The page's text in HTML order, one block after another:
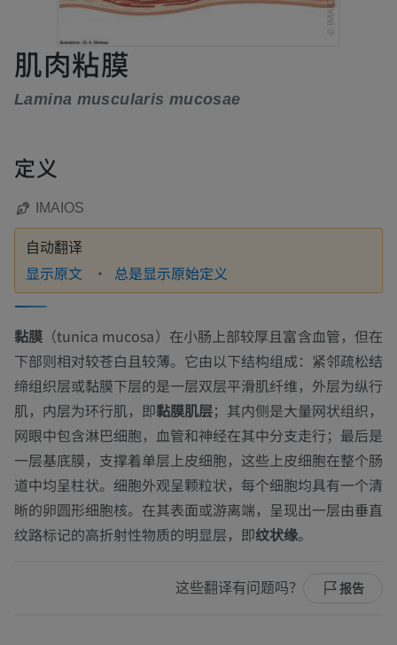
肌肉粘膜
Lamina muscularis mucosae
定义
IMAIOS
自动翻译
显示原文 总是显示原始定义
黏膜 （tunica mucosa）在小肠上部较厚且富含血管，但在
下部则相对较苍白且较薄。它由以下结构组成：紧邻疏松结
缔组织层或黏膜下层的是一层双层平滑肌纤维，外层为纵行
肌，内层为环行肌，即黏膜肌层；其内侧是大量网状组织，
网眼中包含淋巴细胞，血管和神经在其中分支走行；最后是
一层基底膜，支撑着单层上皮细胞，这些上皮细胞在整个肠
道中均呈柱状。细胞外观呈颗粒状，每个细胞均具有一个清
晰的卵圆形细胞核。在其表面或游离端，呈现出一层由垂直
纹路标记的高折射性物质的明显层，即纹状缘。
这些翻译有问题吗？ 报告